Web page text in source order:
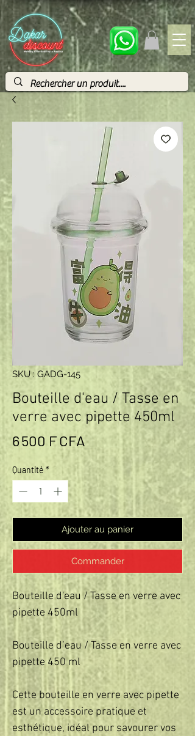
SKU : GADG-145
Bouteille d'eau / Tasse en
verre avec pipette 450ml
6 500 F CFAPrix
Quantité *
Ajouter au panier
Commander
Bouteille d'eau / Tasse en verre avec
pipette 450ml
Bouteille d’eau / Tasse en verre avec
pipette 450 ml
Cette bouteille en verre avec pipette
est un accessoire pratique et
esthétique, idéal pour savourer vos